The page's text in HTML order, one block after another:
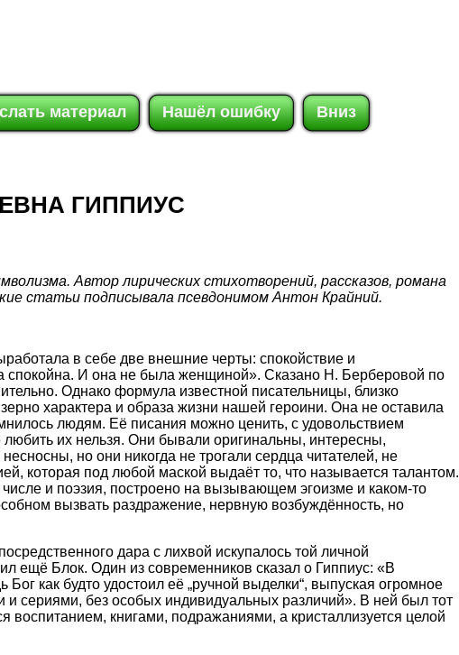
материал Нашёл ошибку Вниз
ГИППИУС
Автор лирических стихотворений, рассказов, романа
статьи подписывала псевдонимом Антон Крайний.
в себе две внешние черты: спокойствие и
спокойна. И она не была женщиной». Сказано Н. Берберовой по
Однако формула известной писательницы, близко
характера и образа жизни нашей героини. Она не оставила
людям. Её писания можно ценить, с удовольствием
их нельзя. Они бывали оригинальны, интересны,
но они никогда не трогали сердца читателей, не
которая под любой маской выдаёт то, что называется талантом.
и поэзия, построено на вызывающем эгоизме и каком-то
вызвать раздражение, нервную возбуждённость, но
дара с лихвой искупалось той личной
ещё Блок. Один из современников сказал о Гиппиус: «В
Бог как будто удостоил её „ручной выделки“, выпуская огромное
и сериями, без особых индивидуальных различий». В ней был тот
книгами, подражаниями, а кристаллизуется целой